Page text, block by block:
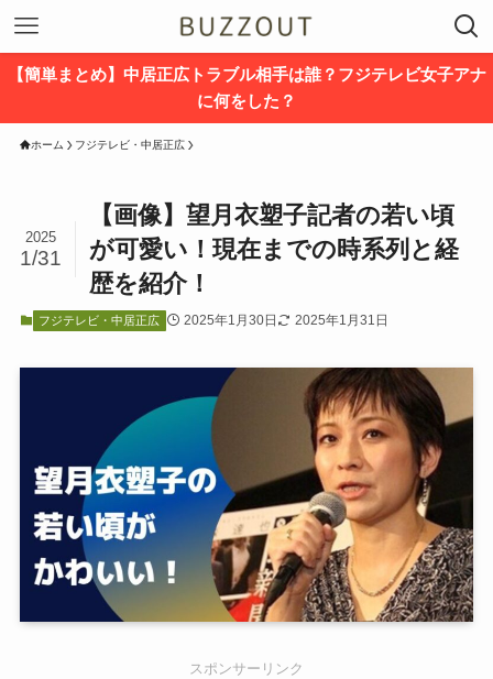
【簡単まとめ】中居正広トラブル相手は誰？フジテレビ女子アナ
に何をした？
ホーム フジテレビ・中居正広
【画像】望月衣塑子記者の若い頃
が可愛い！現在までの時系列と経
歴を紹介！
2025
1/31
フジテレビ・中居正広 2025年1月30日 2025年1月31日
スポンサーリンク